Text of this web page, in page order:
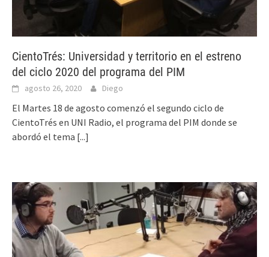
CientoTrés: Universidad y territorio en el estreno
del ciclo 2020 del programa del PIM
agosto 26, 2020 Diego
El Martes 18 de agosto comenzó el segundo ciclo de
CientoTrés en UNI Radio, el programa del PIM donde se
abordó el tema [...]